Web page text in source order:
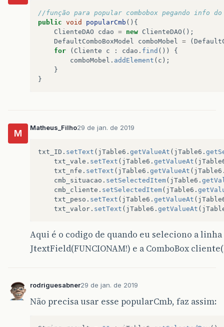
//função para popular combobox pegando info do
public void popularCmb (){
ClienteDAO
cdao = new ClienteDAO ();
DefaultComboBoxModel
comboMobel = (
for
( Cliente c : cdao . find ())
{
comboMobel . addElement ( c );
}
}
M
Matheus_Filho29 de jan. de 2019
txt_ID . setText ( jTable6 . getValueAt ( jTable6 .
txt_vale . setText ( jTable6 . getValueAt (
txt_nfe . setText ( jTable6 . getValueAt ( jTable6
cmb_situacao . setSelectedItem( jTable6 .
cmb_cliente . setSelectedItem( jTable6 .
txt_peso . setText ( jTable6 . getValueAt (
txt_valor . setText ( jTable6 . getValueAt (
Aqui é o codigo de quando eu seleciono a linha
JtextField(FUNCIONAM!) e a ComboBox
rodriguesabner29 de jan. de 2019
Não precisa usar esse popularCmb, faz assim: